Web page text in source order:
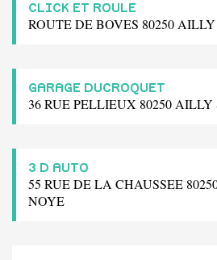
CLICK ET ROULE
ROUTE DE BOVES 80250
GARAGE DUCROQUET
36 RUE PELLIEUX 80250 AILLY
3 D AUTO
55 RUE DE LA CHAUSSEE
NOYE